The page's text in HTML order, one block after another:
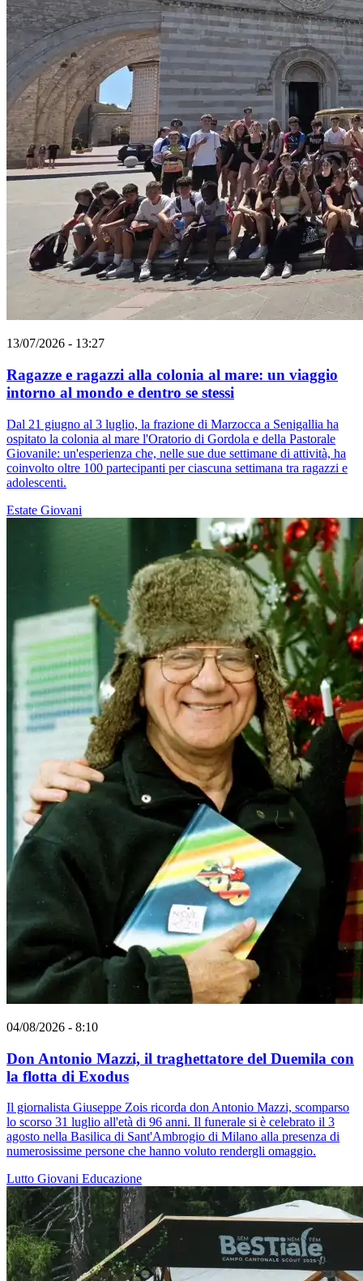
13/07/2026 - 13:27
Ragazze e ragazzi alla colonia al mare: un viaggio
intorno al mondo e dentro se stessi
Dal 21 giugno al 3 luglio, la frazione di Marzocca a Senigallia ha
ospitato la colonia al mare l'Oratorio di Gordola e della Pastorale
Giovanile: un'esperienza che, nelle sue due settimane di attività, ha
coinvolto oltre 100 partecipanti per ciascuna settimana tra ragazzi e
adolescenti.
Estate Giovani
04/08/2026 - 8:10
Don Antonio Mazzi, il traghettatore del Duemila con
la flotta di Exodus
Il giornalista Giuseppe Zois ricorda don Antonio Mazzi, scomparso
lo scorso 31 luglio all'età di 96 anni. Il funerale si è celebrato il 3
agosto nella Basilica di Sant'Ambrogio di Milano alla presenza di
numerosissime persone che hanno voluto rendergli omaggio.
Lutto Giovani Educazione